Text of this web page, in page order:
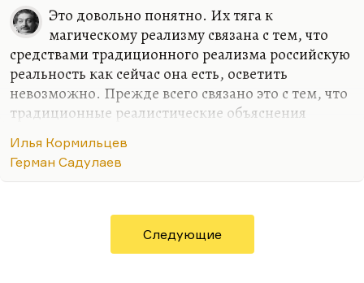
Это довольно понятно. Их тяга к
магическому реализму связана с тем, что
средствами традиционного реализма российскую
реальность как сейчас она есть, осветить
невозможно. Прежде всего связано это с тем, что
традиционные реалистические объяснения
работать. Как правильно пишет Веллер, человека
ведет тяга к максимальному эмоциональному
добру она реже, потому что добро считается
дурным вкусом, дурным тоном.
Мне кажется, что магический реализм – это такой
Илья Кормильцев
Герман Садулаев
Следующие